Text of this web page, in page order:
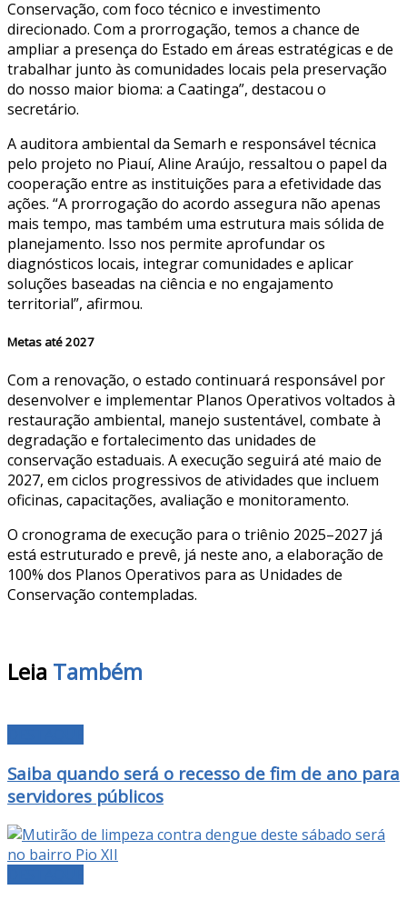
Conservação, com foco técnico e investimento
direcionado. Com a prorrogação, temos a chance de
ampliar a presença do Estado em áreas estratégicas e de
trabalhar junto às comunidades locais pela preservação
do nosso maior bioma: a Caatinga”, destacou o
secretário.
A auditora ambiental da Semarh e responsável técnica
pelo projeto no Piauí, Aline Araújo, ressaltou o papel da
cooperação entre as instituições para a efetividade das
ações. “A prorrogação do acordo assegura não apenas
mais tempo, mas também uma estrutura mais sólida de
planejamento. Isso nos permite aprofundar os
diagnósticos locais, integrar comunidades e aplicar
soluções baseadas na ciência e no engajamento
territorial”, afirmou.
Metas até 2027
Com a renovação, o estado continuará responsável por
desenvolver e implementar Planos Operativos voltados à
restauração ambiental, manejo sustentável, combate à
degradação e fortalecimento das unidades de
conservação estaduais. A execução seguirá até maio de
2027, em ciclos progressivos de atividades que incluem
oficinas, capacitações, avaliação e monitoramento.
O cronograma de execução para o triênio 2025–2027 já
está estruturado e prevê, já neste ano, a elaboração de
100% dos Planos Operativos para as Unidades de
Conservação contempladas.
Leia Também
Saiba quando será o recesso de fim de ano para
servidores públicos